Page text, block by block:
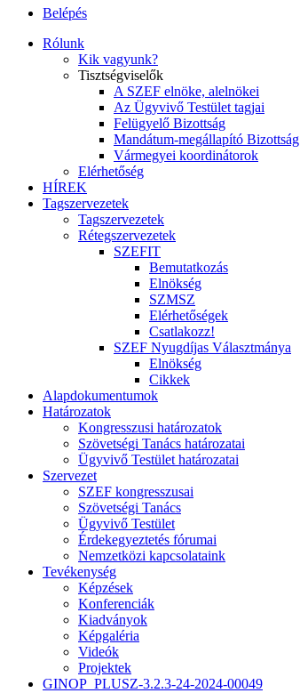
Belépés
Rólunk
Kik vagyunk?
Tisztségviselők
A SZEF elnöke, alelnökei
Az Ügyvivő Testület tagjai
Felügyelő Bizottság
Mandátum-megállapító Bizottság
Vármegyei koordinátorok
Elérhetőség
HÍREK
Tagszervezetek
Tagszervezetek
Rétegszervezetek
SZEFIT
Bemutatkozás
Elnökség
SZMSZ
Elérhetőségek
Csatlakozz!
SZEF Nyugdíjas Választmánya
Elnökség
Cikkek
Alapdokumentumok
Határozatok
Kongresszusi határozatok
Szövetségi Tanács határozatai
Ügyvivő Testület határozatai
Szervezet
SZEF kongresszusai
Szövetségi Tanács
Ügyvivő Testület
Érdekegyeztetés fórumai
Nemzetközi kapcsolataink
Tevékenység
Képzések
Konferenciák
Kiadványok
Képgaléria
Videók
Projektek
GINOP_PLUSZ-3.2.3-24-2024-00049